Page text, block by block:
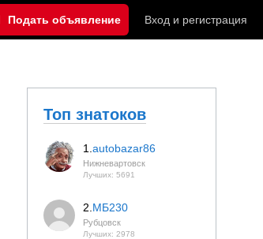
Подать объявление Вход и регистрация
Топ знатоков
1. autobazar86
Нижневартовск
Лучших: 5691
2. МБ230
Рубцовск
Лучших: 2978